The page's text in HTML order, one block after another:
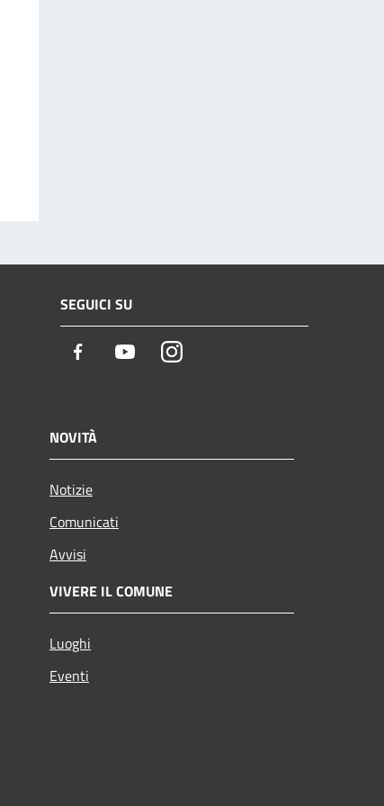
SEGUICI SU
Facebook YoutubeInstagram
NOVITÀ
Notizie
Comunicati
Avvisi
VIVERE IL COMUNE
Luoghi
Eventi